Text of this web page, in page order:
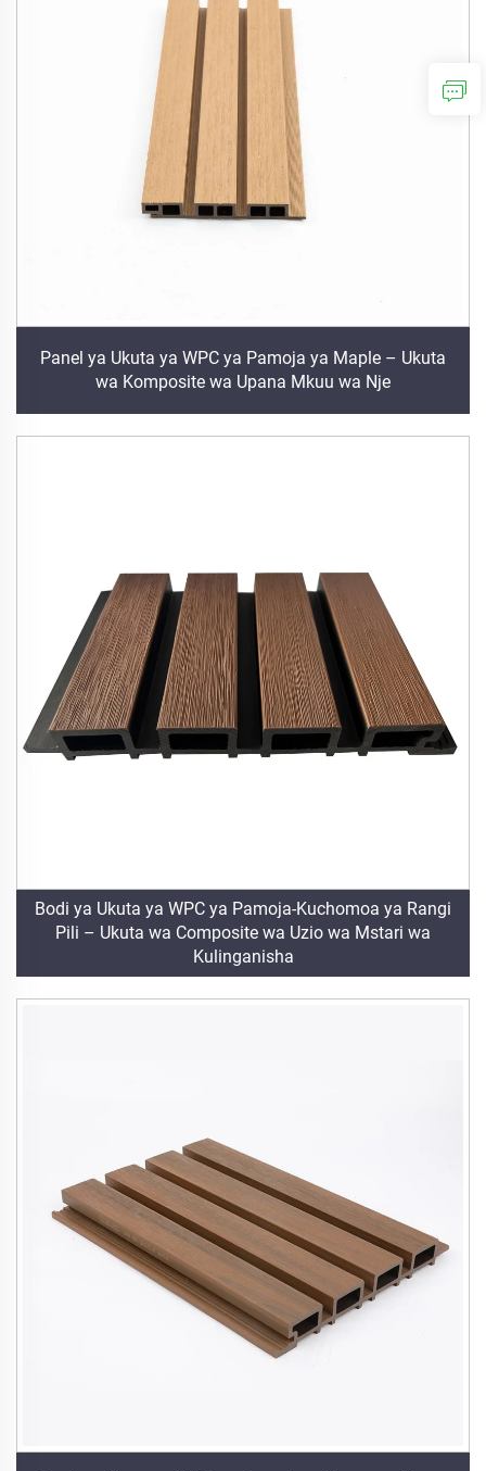
Panel ya Ukuta ya WPC ya Pamoja ya Maple – Ukuta
wa Komposite wa Upana Mkuu wa Nje
Bodi ya Ukuta ya WPC ya Pamoja-Kuchomoa ya Rangi
Pili – Ukuta wa Composite wa Uzio wa Mstari wa
Kulinganisha